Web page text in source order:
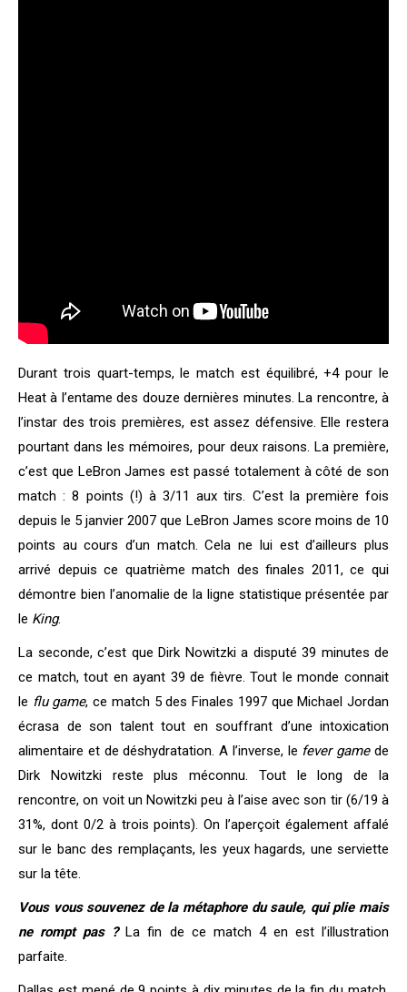
Durant trois quart-temps, le match est équilibré, +4 pour le
Heat à l’entame des douze dernières minutes. La rencontre, à
l’instar des trois premières, est assez défensive. Elle restera
pourtant dans les mémoires, pour deux raisons. La première,
c’est que LeBron James est passé totalement à côté de son
match : 8 points (!) à 3/11 aux tirs. C’est la première fois
depuis le 5 janvier 2007 que LeBron James score moins de 10
points au cours d’un match. Cela ne lui est d’ailleurs plus
arrivé depuis ce quatrième match des finales 2011, ce qui
démontre bien l’anomalie de la ligne statistique présentée par
le King.
La seconde, c’est que Dirk Nowitzki a disputé 39 minutes de
ce match, tout en ayant 39 de fièvre. Tout le monde connait
le flu game, ce match 5 des Finales 1997 que Michael Jordan
écrasa de son talent tout en souffrant d’une intoxication
alimentaire et de déshydratation. A l’inverse, le fever gamede
Dirk Nowitzki reste plus méconnu. Tout le long de la
rencontre, on voit un Nowitzki peu à l’aise avec son tir (6/19 à
31%, dont 0/2 à trois points). On l’aperçoit également affalé
sur le banc des remplaçants, les yeux hagards, une serviette
sur la tête.
Vous vous souvenez de la métaphore du saule, qui plie mais
ne rompt pas ?La fin de ce match 4 en est l’illustration
parfaite.